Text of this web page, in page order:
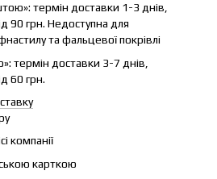
термін доставки 1-3 днів,
90 грн. Недоступна для
та фальцевої покрівлі
термін доставки 3-7 днів,
60 грн.
компанії
карткою